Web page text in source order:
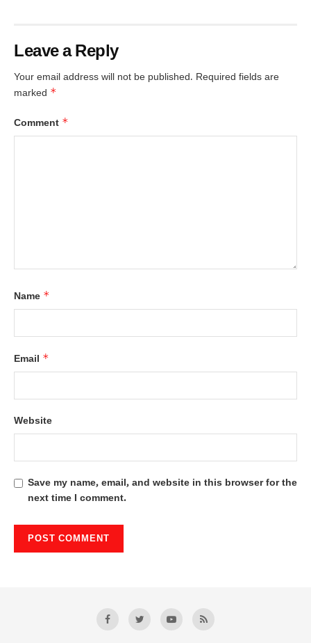
Leave a Reply
Your email address will not be published. Required fields are
marked *
Comment *
Name *
Email *
Website
Save my name, email, and website in this browser for the
next time I comment.